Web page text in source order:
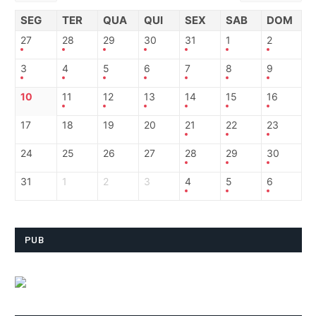
SEG TER QUA QUI SEX SAB DOM
27 28 29 30 31 1 2
3 4 5 6 7 8 9
10 11 12 13 14 15 16
17 18 19 20 21 22 23
24 25 26 27 28 29 30
31 1 2 3 4 5 6
PUB